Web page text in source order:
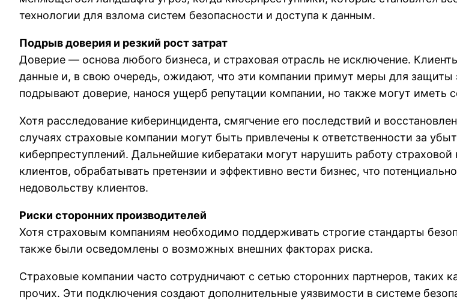
технологии для взлома систем безопасности и доступа к данным.
Подрыв доверия и резкий рост затрат
Доверие — основа любого бизнеса, и страховая отрасль не исключение.
данные и, в свою очередь, ожидают, что эти компании примут меры для защиты
подрывают доверие, нанося ущерб репутации компании, но также могут иметь
Хотя расследование киберинцидента, смягчение его последствий и
случаях страховые компании могут быть привлечены к ответственности за
киберпреступлений. Дальнейшие кибератаки могут нарушить работу
клиентов, обрабатывать претензии и эффективно вести бизнес, что
недовольству клиентов.
Риски сторонних производителей
Хотя страховым компаниям необходимо поддерживать строгие стандарты
также были осведомлены о возможных внешних факторах риска.
Страховые компании часто сотрудничают с сетью сторонних партнеров, таких
прочих. Эти подключения создают дополнительные уязвимости в системе